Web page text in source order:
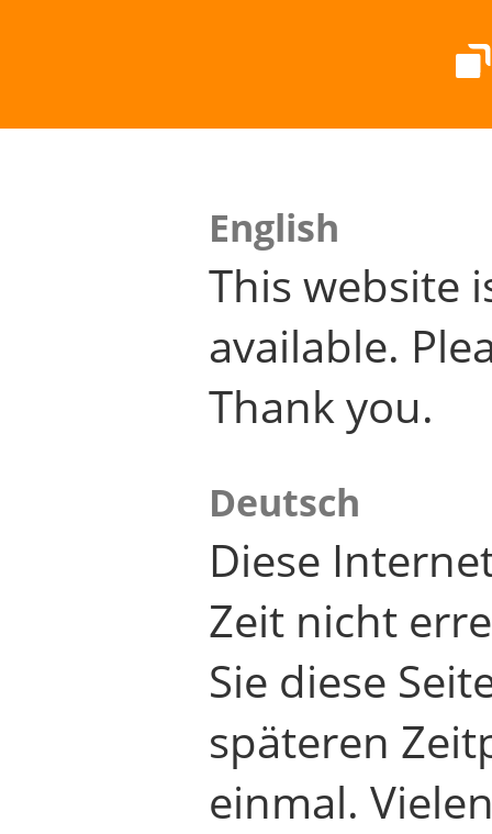
English
This website
available.
Thank you.
Deutsch
Diese
Zeit nicht
Sie diese
späteren
einmal.